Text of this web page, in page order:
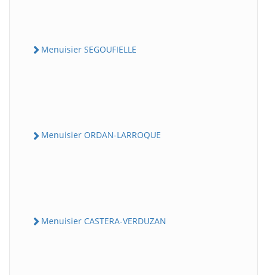
Menuisier SEGOUFIELLE
Menuisier ORDAN-LARROQUE
Menuisier CASTERA-VERDUZAN